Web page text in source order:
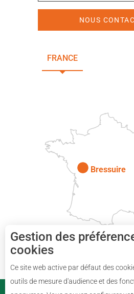
NOUS
FRANCE
Bressuire
Gestion des
cookies
Ce site web active par défaut des
outils de mesure d'audience et des